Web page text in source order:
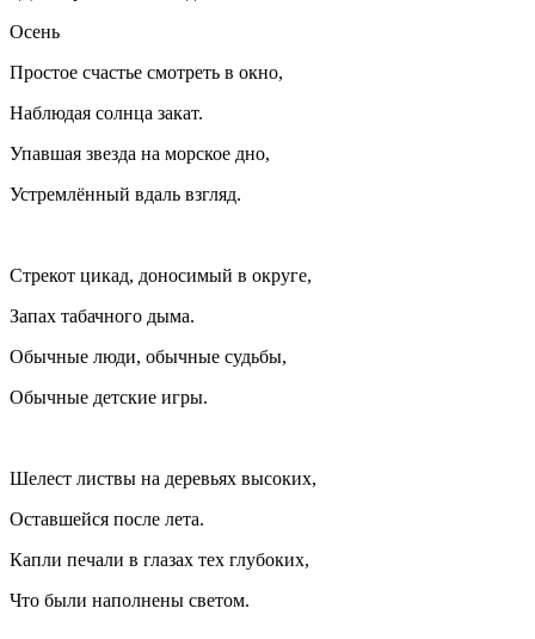
Осень
Простое счастье смотреть в окно,
Наблюдая солнца закат.
Упавшая звезда на морское дно,
Устремлённый вдаль взгляд.
Стрекот цикад, доносимый в округе,
Запах табачного дыма.
Обычные люди, обычные судьбы,
Обычные детские игры.
Шелест листвы на деревьях высоких,
Оставшейся после лета.
Капли печали в глазах тех глубоких,
Что были наполнены светом.